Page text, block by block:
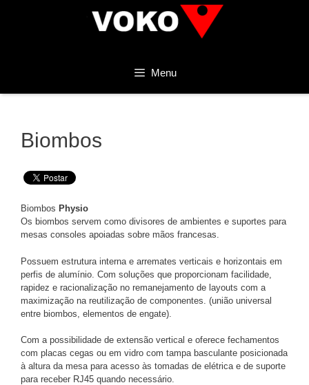
Menu
Biombos
Biombos Physio
Os biombos servem como divisores de ambientes e suportes para
mesas consoles apoiadas sobre mãos francesas.
Possuem estrutura interna e arremates verticais e horizontais em
perfis de alumínio. Com soluções que proporcionam facilidade,
rapidez e racionalização no remanejamento de layouts com a
maximização na reutilização de componentes. (união universal
entre biombos, elementos de engate).
Com a possibilidade de extensão vertical e oferece fechamentos
com placas cegas ou em vidro com tampa basculante posicionada
à altura da mesa para acesso às tomadas de elétrica e de suporte
para receber RJ45 quando necessário.